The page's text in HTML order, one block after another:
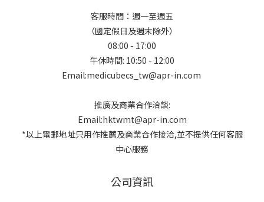
客服時間：週一至週五
（國定假日及週末除外）
08:00 - 17:00
午休時間: 10:50 - 12:00
Email:medicubecs_tw@apr-in.com
推廣及商業合作洽談:
Email:hktwmt@apr-in.com
*以上電郵地址只用作推薦及商業合作接洽,並不提供任何客服
中心服務
公司資訊